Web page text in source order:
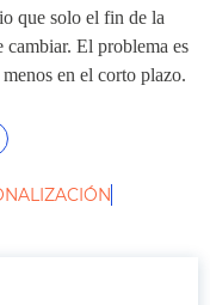
que solo el fin de la
cambiar. El problema es
en el corto plazo.